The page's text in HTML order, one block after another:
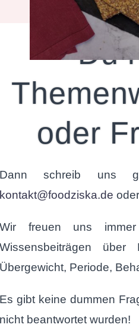
Du
oder
Dann schreib uns
kontakt@foodziska.de
Wir freuen uns
Wissensbeiträgen über
Übergewicht, Periode,
Es gibt keine dummen
nicht beantwortet wurden!